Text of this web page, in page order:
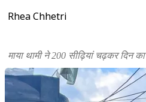
Rhea Chhetri
माया थामी ने 200 सीढ़ियां चढ़कर दिन